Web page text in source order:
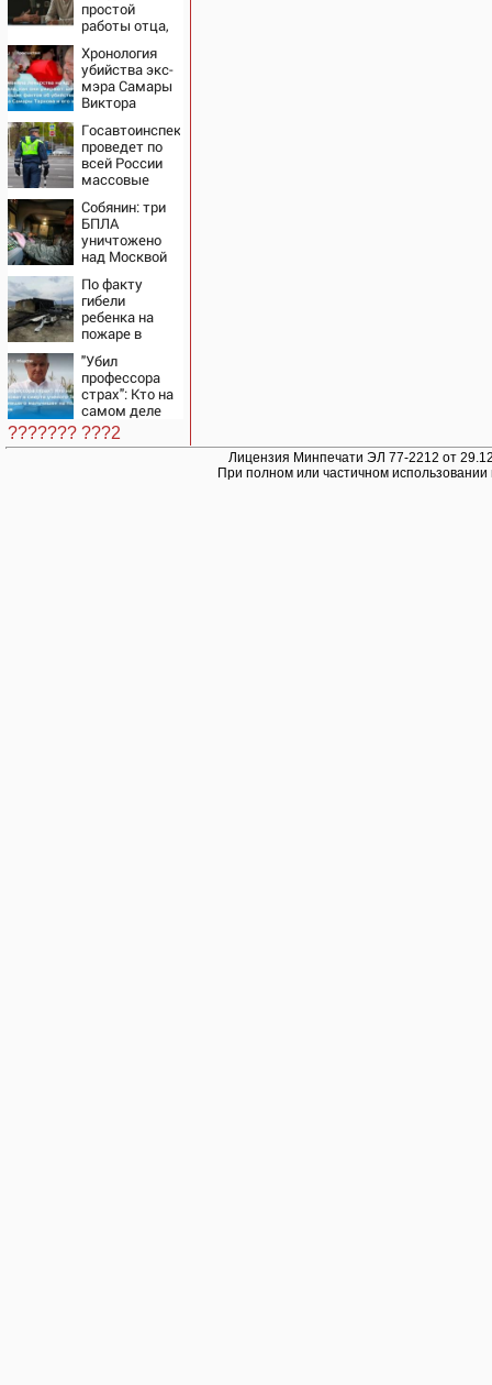
простой
работы отца,
ради чего тот
отказался от
карьеры -
история одной
семьи
Хронология
убийства экс-
мэра Самары
Виктора
жены: шесть
шокирующих
фактов, новые
подробности
Госавтоинспекция
проведет по
всей России
массовые
августа
Собянин: три
БПЛА
уничтожено
над Москвой
По факту
гибели
ребенка на
пожаре в
возбуждено
уголовное
дело
"Убил
профессора
страх": Кто на
самом деле
виноват в
смерти
??????? ???2
Лицензия Минпечати ЭЛ 77-2212 от
При полном или частичном